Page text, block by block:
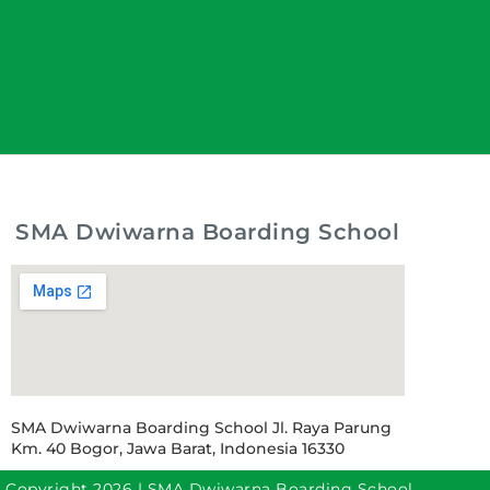
SMA Dwiwarna Boarding School
SMA Dwiwarna Boarding School Jl. Raya Parung
Km. 40 Bogor, Jawa Barat, Indonesia 16330